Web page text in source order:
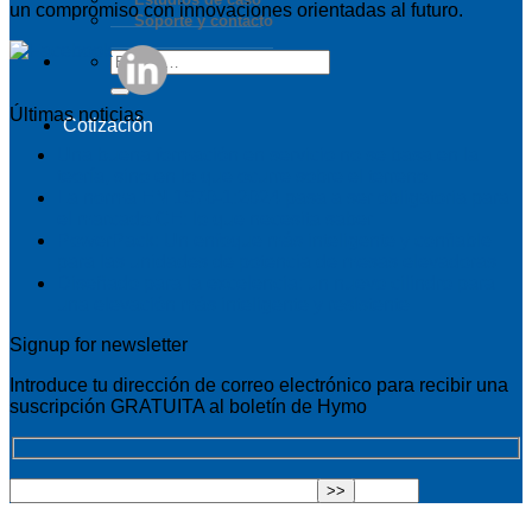
Soporte y contacto
Cotización
un compromiso con innovaciones orientadas al futuro.
Últimas noticias
Signup for newsletter
Introduce tu dirección de correo electrónico para recibir una
suscripción GRATUITA al boletín de Hymo